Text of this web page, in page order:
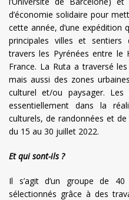
d’économie solidaire pour
cette année, d’une expédition
principales villes et sentiers
travers les Pyrénées entre le
France. La Ruta a traversé
mais aussi des zones
culturel et/ou paysager.
essentiellement dans la
culturels, de randonnées et
du 15 au 30 juillet 2022.
Et qui sont-ils ?
Il s’agit d’un groupe de
sélectionnés grâce à des